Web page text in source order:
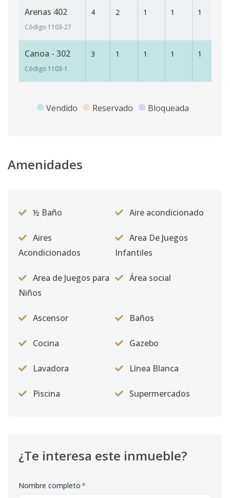
Arenas 402
Código 1103-27
4 2 1 1 1
Canoa - 302
Código 1103-1
3 1 1 1 1
Vendido Reservado Bloqueada
Amenidades
½ Baño Aire acondicionado
Aires
Acondicionados
Area De Juegos
Infantiles
Area de Juegos para
Niños
Área social
Ascensor Baños
Cocina Gazebo
Lavadora Línea Blanca
Piscina Supermercados
¿Te interesa este inmueble?
Nombre completo*